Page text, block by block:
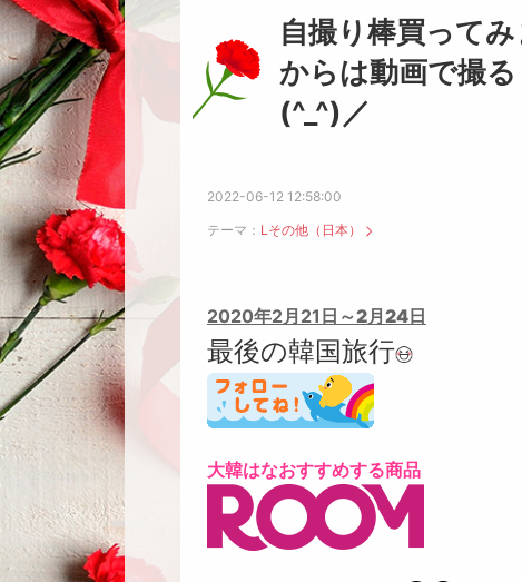
自撮り棒買って
からは動画で撮
(^_^)／
2022-06-12 12:58:00
テーマ： Lその他（日本）
2020年2月21 日～2月24日
最後の韓国旅行
大韓はなおすすめする商品